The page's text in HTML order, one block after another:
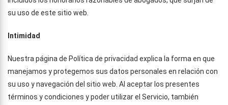
su uso de este sitio web.
Intimidad
Nuestra página de Política de privacidad explica la forma en que
manejamos y protegemos sus datos personales en relación con
su uso y navegación del sitio web. Al aceptar los presentes
términos y condiciones y poder utilizar el Servicio, también